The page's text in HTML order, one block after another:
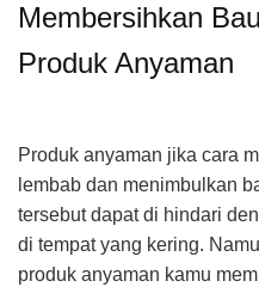
Membersihkan
Produk Anyaman
Produk anyaman jika cara
lembab dan menimbulkan
tersebut dapat di hindari
di tempat yang kering.
produk anyaman kamu